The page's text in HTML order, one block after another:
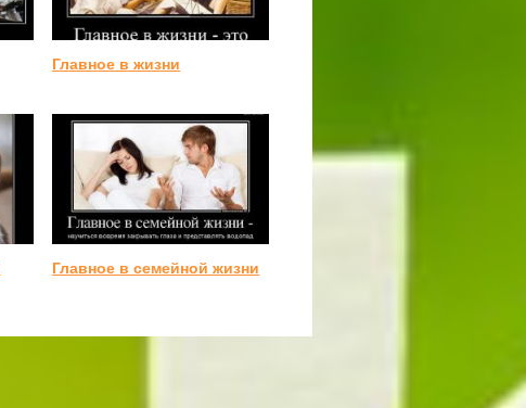
Главное в жизни
Главное в семейной жизни